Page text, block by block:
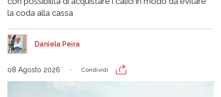
la coda alla cassa
Daniela Peira
08 Agosto 2026 Condividi